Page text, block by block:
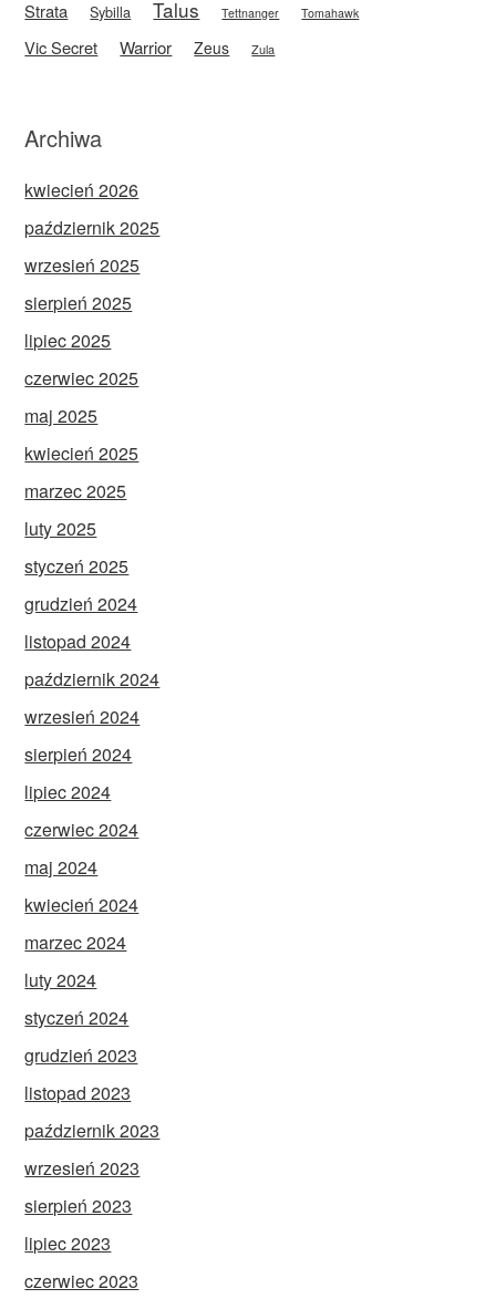
Strata Sybilla Talus Tettnanger Tomahawk
Vic Secret Warrior Zeus Zula
Archiwa
kwiecień 2026
październik 2025
wrzesień 2025
sierpień 2025
lipiec 2025
czerwiec 2025
maj 2025
kwiecień 2025
marzec 2025
luty 2025
styczeń 2025
grudzień 2024
listopad 2024
październik 2024
wrzesień 2024
sierpień 2024
lipiec 2024
czerwiec 2024
maj 2024
kwiecień 2024
marzec 2024
luty 2024
styczeń 2024
grudzień 2023
listopad 2023
październik 2023
wrzesień 2023
sierpień 2023
lipiec 2023
czerwiec 2023